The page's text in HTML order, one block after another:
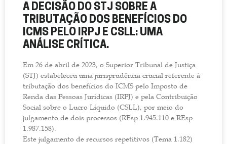
A DECISÃO DO STJ SOBRE A
TRIBUTAÇÃO DOS BENEFÍCIOS DO
ICMS PELO IRPJ E CSLL: UMA
ANÁLISE CRÍTICA.
Em 26 de abril de 2023, o Superior Tribunal de Justiça
(STJ) estabeleceu uma jurisprudência crucial referente à
tributação dos benefícios do ICMS pelo Imposto de
Renda das Pessoas Jurídicas (IRPJ) e pela Contribuição
Social sobre o Lucro Líquido (CSLL), por meio do
julgamento de dois processos (REsp 1.945.110 e REsp
1.987.158).
Este julgamento de recursos repetitivos (Tema 1.182)